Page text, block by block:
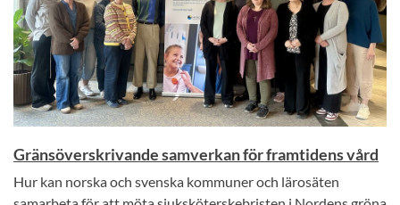
Gränsöverskrivande samverkan för framtidens vård
Hur kan norska och svenska kommuner och lärosäten